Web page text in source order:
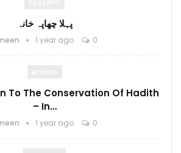
پہلا چھاپہ خانہ
1 year ago 0
To The Conservation Of Hadith
– In…
1 year ago 0